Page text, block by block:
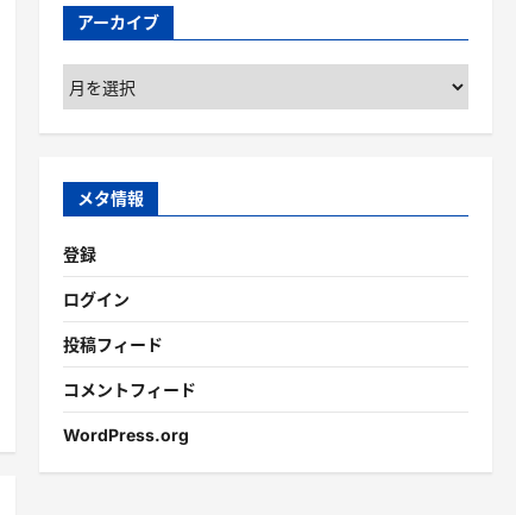
アーカイブ
ア
ー
カ
ブ
メタ情報
登録
ログイン
投稿フィード
コメントフィード
WordPress.org